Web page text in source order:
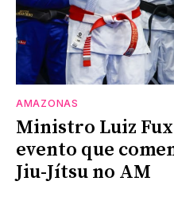
AMAZONAS
Ministro Luiz
evento que
Jiu-Jítsu no AM